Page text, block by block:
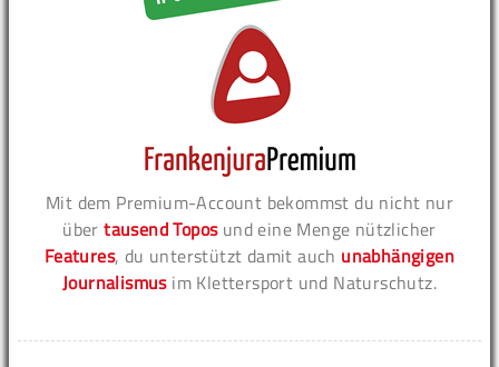
Mit dem Premium-Account bekommst du nicht nur
übertausend Toposund eine Menge nützlicher
Features, du unterstützt damit auch unabhängigen
Journalismusim Klettersport und Naturschutz.